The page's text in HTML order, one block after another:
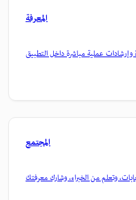
المعرفة
المجتمع